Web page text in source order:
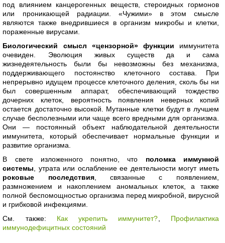
под влиянием канцерогенных веществ, стероидных гормонов
или проникающей радиации. «Чужими» в этом смысле
являются также внедрившиеся в организм микробы и клетки,
пораженные вирусами.
Биологический смысл «цензорной» функции иммунитета
очевиден. Эволюция живых существ да и сама
жизнедеятельность были бы невозможны без механизма,
поддерживающего постоянство клеточного состава. При
непрерывно идущем процессе клеточного деления, сколь бы ни
был совершенным аппарат, обеспечивающий тождество
дочерних клеток, вероятность появления неверных копий
остается достаточно высокой. Мутанные клетки будут в лучшем
случае бесполезными или чаще всего вредными для организма.
Они — постоянный объект наблюдательной деятельности
иммунитета, который обеспечивает нормальные функции и
развитие организма.
В свете изложенного понятно, что поломка иммунной
системы , утрата или ослабление ее деятельности могут иметь
роковые последствия, связанные с появлением,
размножением и накоплением аномальных клеток, а также
полной беспомощностью организма перед микробной, вирусной
и грибковой инфекциями.
См. также: Как укрепить иммунитет?
Профилактика
иммунодефицитных состояний